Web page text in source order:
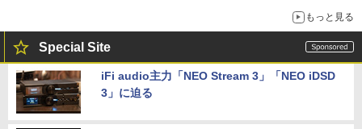
もっと見る
Special Site
iFi audio主力「NEO Stream 3」「NEO iDSD
3」に迫る